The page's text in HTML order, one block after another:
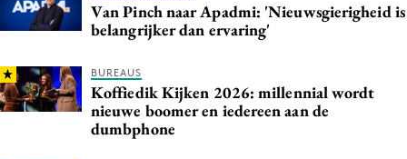
Van Pinch naar Apadmi: 'Nieuwsgierigheid is
belangrijker dan ervaring'
BUREAUS
Koffiedik Kijken 2026: millennial wordt
nieuwe boomer en iedereen aan de
dumbphone